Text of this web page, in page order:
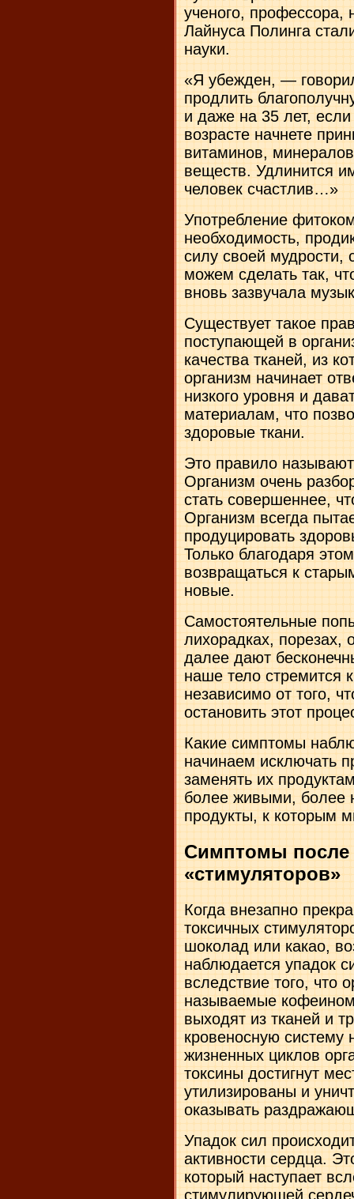
ученого, профессора,
Лайнуса Полинга
науки.
«Я убежден, —
продлить
и даже на 35 лет,
возрасте начнете
витаминов,
веществ. Удлинится
человек счастлив…»
Употребление
необходимость,
силу своей
можем сделать так,
вновь зазвучала
Существует такое
поступающей в
качества тканей, из
организм начинает
низкого уровня и
материалам, что
здоровые ткани.
Это правило
Организм очень
стать совершеннее,
Организм всегда
продуцировать
Только благодаря
возвращаться к
новые.
Самостоятельные
лихорадках, порезах,
далее дают
наше тело стремится
независимо от того,
остановить этот
Какие симптомы
начинаем исключать
заменять их
более живыми, более
продукты, к которым
Симптомы
«стимуляторов»
Когда внезапно
токсичных
шоколад или какао,
наблюдается упадок
вследствие того, что
называемые
выходят из тканей и
кровеносную систему
жизненных циклов
токсины достигнут
утилизированы и
оказывать
Упадок сил
активности сердца.
который наступает
стимулирующей